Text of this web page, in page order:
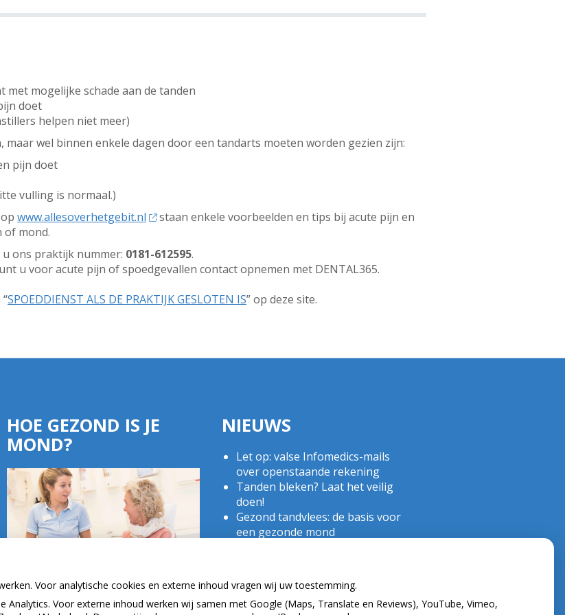
met mogelijke schade aan de tanden
doet
helpen niet meer)
maar wel binnen enkele dagen door een tandarts moeten worden gezien zijn:
pijn doet
vulling is normaal.)
www.allesoverhetgebit.nl
staan enkele voorbeelden en tips bij acute pijn en
of mond.
ons praktijk nummer: 0181-612595.
u voor acute pijn of spoedgevallen contact opnemen met DENTAL365.
SPOEDDIENST ALS DE PRAKTIJK GESLOTEN IS” op deze site.
HOE GEZOND IS JE
MOND?
NIEUWS
Let op: valse Infomedics-mails
over openstaande rekening
Tanden bleken? Laat het veilig
doen!
Gezond tandvlees: de basis voor
een gezonde mond
2025? Check of die aftrekbaar zijn
Voor analytische cookies en externe inhoud vragen wij uw toestemming.
Voor externe inhoud werken wij samen met Google (Maps, Translate en Reviews), YouTube, Vimeo,